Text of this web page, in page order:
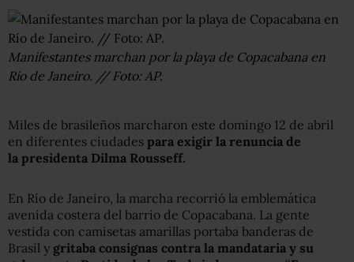
Manifestantes marchan por la playa de Copacabana en
Río de Janeiro. // Foto: AP.
Miles de brasileños marcharon este domingo 12 de abril
en diferentes ciudades para exigir la renuncia de
la presidenta Dilma Rousseff.
En Río de Janeiro, la marcha recorrió la emblemática
avenida costera del barrio de Copacabana. La gente
vestida con camisetas amarillas portaba banderas de
Brasil y gritaba consignas contra la mandataria y su